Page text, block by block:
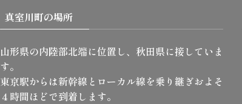
真室川町の場所
山形県の内陸部北端に位置し、秋田県に接していま
す。
東京駅からは新幹線とローカル線を乗り継ぎおよそ
４時間ほどで到着します。